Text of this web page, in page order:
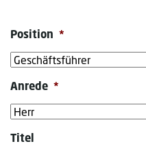
Position *
Anrede *
Titel